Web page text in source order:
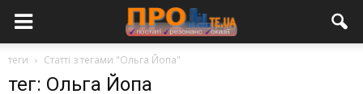
теги Статті з тегами "Ольга Йопа"
тег: Ольга Йопа